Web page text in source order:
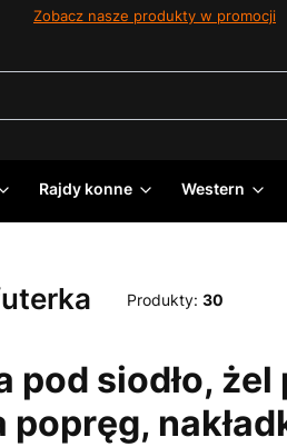
Zobacz nasze produkty w promocji
Rajdy konne Western
Produkty: 30
pod siodło,